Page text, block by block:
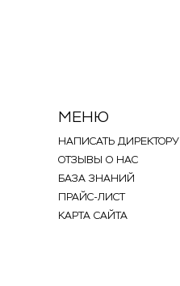
МЕНЮ
НАПИСАТЬ ДИРЕКТОРУ
ОТЗЫВЫ О НАС
БАЗА ЗНАНИЙ
ПРАЙС-ЛИСТ
КАРТА САЙТА